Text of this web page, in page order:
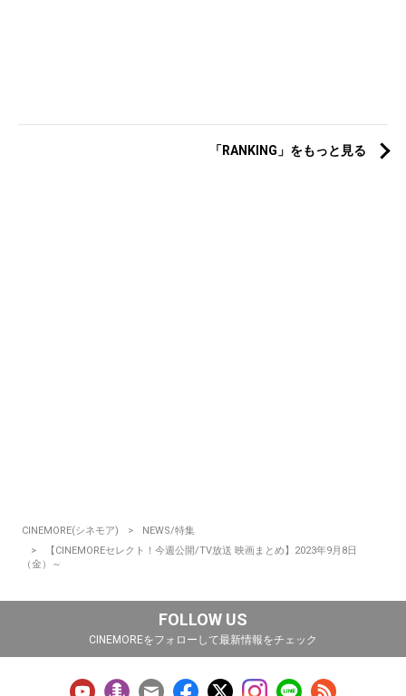
「RANKING」をもっと見る
CINEMORE(シネモア)
NEWS/特集
【CINEMOREセレクト！今週公開/TV放送 映画まとめ】2023年9月8日
（金）～
FOLLOW US
CINEMOREをフォローして最新情報をチェック